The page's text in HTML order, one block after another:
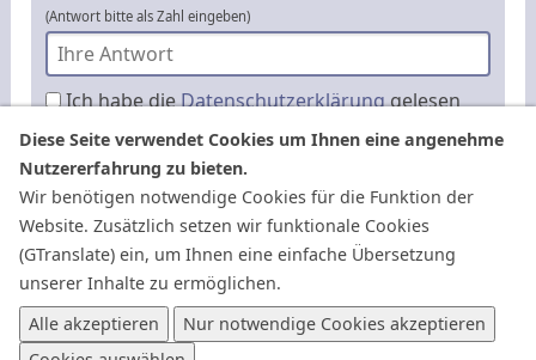
(Antwort bitte als Zahl eingeben)
Ich habe dieDatenschutzerklärunggelesen
und akzeptiere diese. *
* Pflichtfelder
Diese Seite verwendet Cookies um Ihnen eine angenehme
Nutzererfahrung zu bieten.
Wir benötigen notwendige Cookies für die Funktion der
Website. Zusätzlich setzen wir funktionale Cookies
(GTranslate) ein, um Ihnen eine einfache Übersetzung
unserer Inhalte zu ermöglichen.
Alle akzeptieren
Nur notwendige Cookies akzeptieren